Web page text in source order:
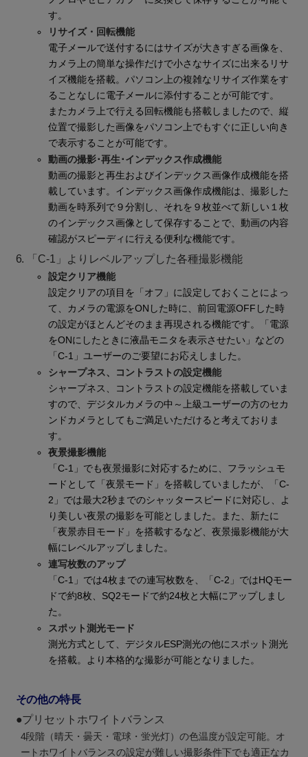
す。
リサイズ・回転機能
電子メールで送付するにはサイズが大きすぎる画像を、
カメラ上の簡単な操作だけで小さなサイズに出来るリサ
イズ機能を搭載。パソコン上の複雑なリサイズ作業をす
ることなしに電子メールに添付することが可能です。
またカメラ上で行える回転機能も搭載しましたので、縦
位置で撮影した画像をパソコン上でもすぐに正しい向き
で表示することが可能です。
動画の撮影･再生･インデックス作成機能
動画の撮影と再生およびインデックス画像作成機能を搭
載しています。インデックス画像作成機能は、撮影した
動画を時系列で９分割し、それを９枚並べて新しい１枚
のインデックス画像として保存することで、動画の内容
確認がスピーディに行える便利な機能です。
6. 「C-1」よりレベルアップした各種撮影機能
設定クリア機能
設定クリアの項目を「オフ」に設定しておくことによっ
て、カメラの電源をONした時に、前回電源OFFした時
の設定がほとんどそのまま再現される機能です。「電源
をONにしたときに液晶モニタを表示させたい」などの
「C-1」ユーザーのご要望にお応えしました。
シャープネス、コントラストの設定機能
シャープネス、コントラストの設定機能を搭載していま
すので、デジタルカメラの中～上級ユーザーの方のセカ
ンドカメラとしてもご満足いただけると考えておりま
す。
夜景撮影機能
「C-1」でも夜景撮影に対応するために、フラッシュモ
ードとして「夜景モード」を搭載していましたが、「C-
2」では最大2秒までのシャッタースピードに対応し、よ
り美しい夜景の撮影を可能としました。また、新たに
「夜景赤目モード」を搭載するなど、夜景撮影機能が大
幅にレベルアップしました。
連写枚数のアップ
「C-1」では4枚までの連写枚数を、「C-2」ではHQモー
ドで約8枚、SQ2モードで約24枚と大幅にアップしまし
た。
スポット測光モード
測光方式として、デジタルESP測光の他にスポット測光
を搭載。より本格的な撮影が可能となりました。
その他の特長
●プリセットホワイトバランス
4段階（晴天・曇天・電球・蛍光灯）の色温度が設定可能。オ
ートホワイトバランスの設定が難しい撮影条件下でも適正なカ